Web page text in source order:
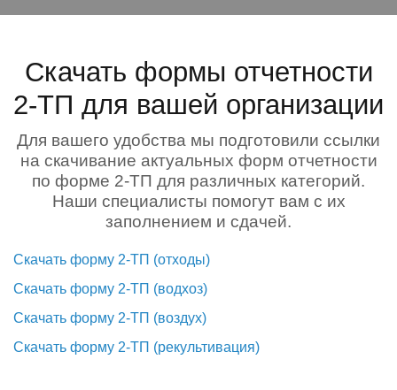
Скачать формы отчетности
2-ТП для вашей организации
Для вашего удобства мы подготовили ссылки
на скачивание актуальных форм отчетности
по форме 2-ТП для различных категорий.
Наши специалисты помогут вам с их
заполнением и сдачей.
Скачать форму 2-ТП (отходы)
Скачать форму 2-ТП (водхоз)
Скачать форму 2-ТП (воздух)
Скачать форму 2-ТП (рекультивация)